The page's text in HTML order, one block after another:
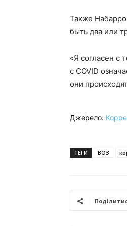
Также
быть два или
«Я согласен с
с COVID
они
Джерело:
ТЕГИ ВОЗ